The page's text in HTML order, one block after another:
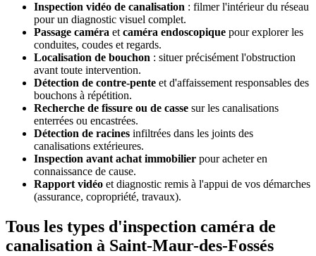
Inspection vidéo de canalisation : filmer l'intérieur du réseau
pour un diagnostic visuel complet.
Passage caméra et caméra endoscopique pour explorer les
conduites, coudes et regards.
Localisation de bouchon : situer précisément l'obstruction
avant toute intervention.
Détection de contre-pente et d'affaissement responsables des
bouchons à répétition.
Recherche de fissure ou de casse sur les canalisations
enterrées ou encastrées.
Détection de racines infiltrées dans les joints des
canalisations extérieures.
Inspection avant achat immobilier pour acheter en
connaissance de cause.
Rapport vidéo et diagnostic remis à l'appui de vos démarches
(assurance, copropriété, travaux).
Tous les types d'inspection caméra de
canalisation à Saint-Maur-des-Fossés